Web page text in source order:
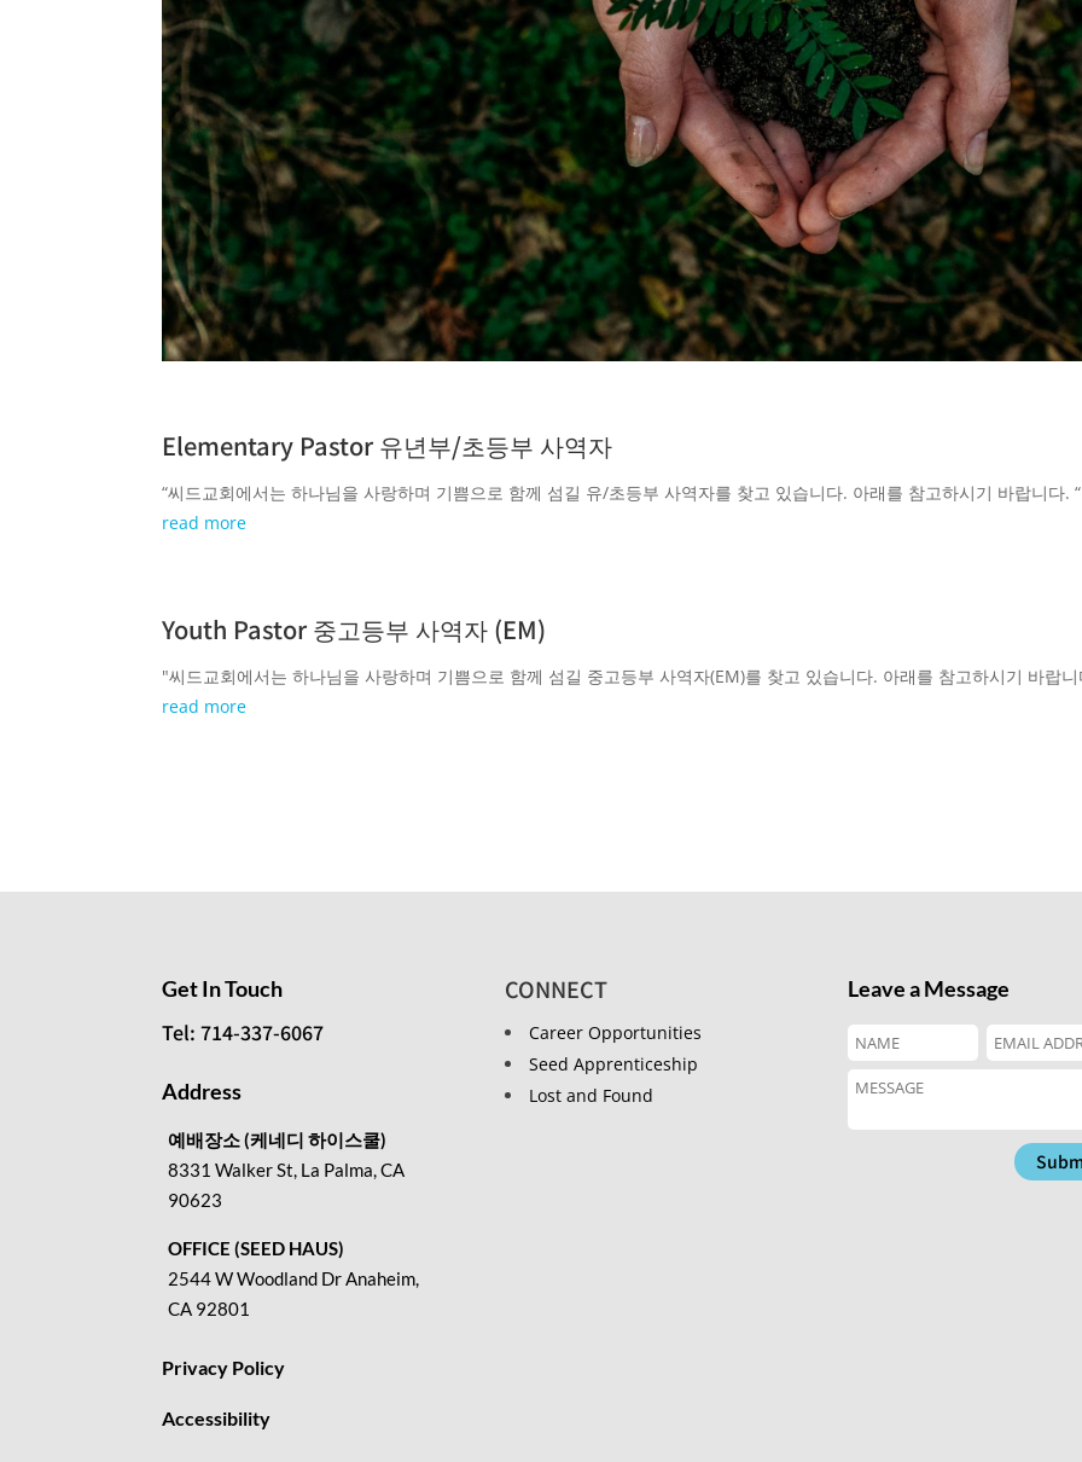
Elementary Pastor 유년부/초등부 사역자
“씨드교회에서는 하나님을 사랑하며 기쁨으로 함께 섬길 유/초등부 사역자를 찾고 있습니다. 아래를 참고하시기 바랍니다.
read more
Youth Pastor 중고등부 사역자 (EM)
"씨드교회에서는 하나님을 사랑하며 기쁨으로 함께 섬길 중고등부 사역자(EM)를 찾고 있습니다. 아래를 참고하시기 바랍
read more
Get In Touch
Tel: 714-337-6067
Address
예배장소 (케네디 하이스쿨)
8331 Walker St, La Palma, CA
90623
OFFICE (SEED HAUS)
2544 W Woodland Dr Anaheim,
CA 92801
Privacy Policy
Accessibility
CONNECT
Career Opportunities
Seed Apprenticeship
Lost and Found
Leave a Message